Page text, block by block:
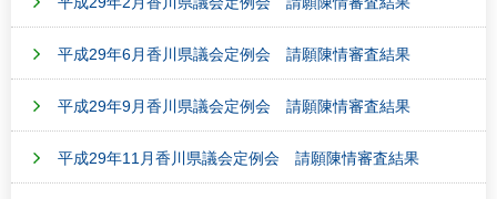
平成29年6月香川県議会定例会 請願陳情審査結果
平成29年9月香川県議会定例会 請願陳情審査結果
平成29年11月香川県議会定例会 請願陳情審査結果